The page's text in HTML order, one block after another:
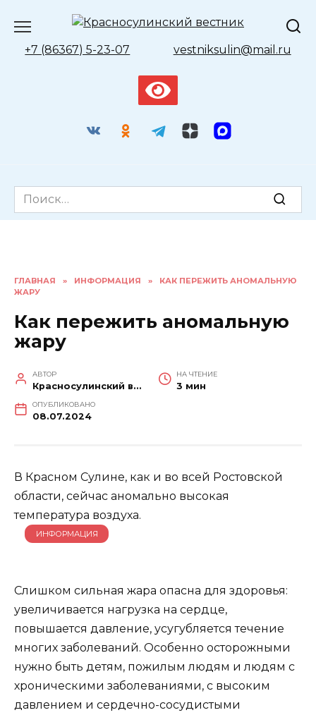
содержанию
+7 (86367) 5-23-07 vestniksulin@mail.ru
Search
for:
ГЛАВНАЯ » ИНФОРМАЦИЯ »
КАК ПЕРЕЖИТЬ АНОМАЛЬНУЮ
ЖАРУ
Как пережить аномальную
жару
АВТОР
Красносулинский вестник
НА ЧТЕНИЕ
3 мин
ОПУБЛИКОВАНО
08.07.2024
В Красном Сулине, как и во всей Ростовской
области, сейчас аномально высокая
температура воздуха.
ИНФОРМАЦИЯ
Слишком сильная жара опасна для здоровья:
увеличивается нагрузка на сердце,
повышается давление, усугубляется течение
многих заболеваний. Особенно осторожными
нужно быть детям, пожилым людям и людям с
хроническими заболеваниями, с высоким
давлением и сердечно-сосудистыми